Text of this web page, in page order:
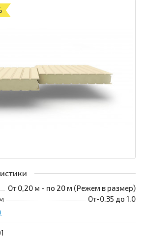
От 0,20 м - по 20 м (Режем в размер)
От-0.35 до 1.0